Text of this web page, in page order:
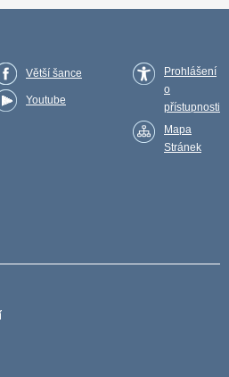
Větší šance
Youtube
Prohlášení
o
přístupnosti
Mapa
Stránek